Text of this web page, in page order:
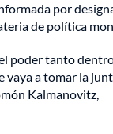
por
de política
poder tanto
vaya a tomar la
Kalmanovitz,